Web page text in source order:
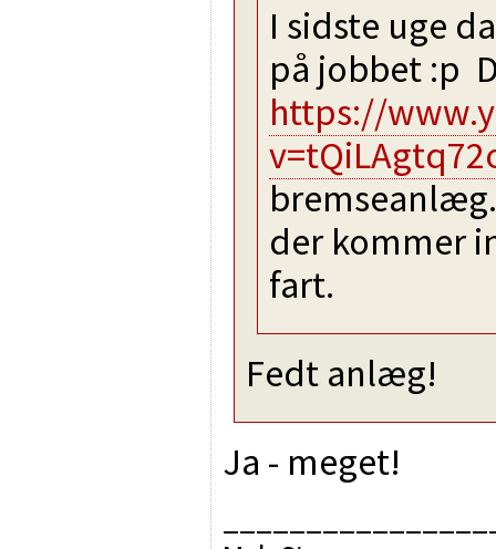
I sidste uge
på jobbet :p
https://
der kommer
fart.
Fedt anlæg!
Ja - meget!